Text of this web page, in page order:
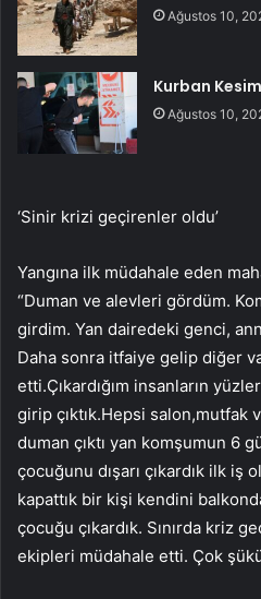
Ağustos 10,
Kurban
Ağustos 10,
‘Sinir krizi geçirenler oldu’
Yangına ilk müdahale eden
“Duman ve alevleri gördüm.
girdim. Yan dairedeki genci,
Daha sonra itfaiye gelip diğer
etti.Çıkardığım insanların
girip çıktık.Hepsi salon,mutfak
duman çıktı yan komşumun 6
çocuğunu dışarı çıkardık ilk iş
kapattık bir kişi kendini
çocuğu çıkardık. Sınırda kriz
ekipleri müdahale etti. Çok